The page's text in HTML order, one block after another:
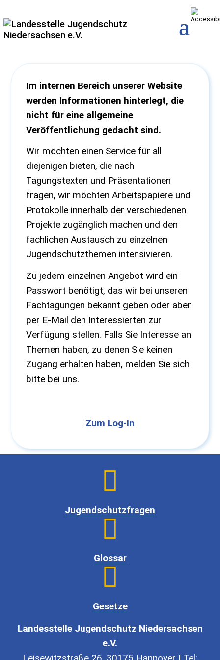
Im internen Bereich unserer Website
werden Informationen hinterlegt, die
nicht für eine allgemeine
Veröffentlichung gedacht sind.
Wir möchten einen Service für all
diejenigen bieten, die nach
Tagungstexten und Präsentationen
fragen, wir möchten Arbeitspapiere und
Protokolle innerhalb der verschiedenen
Projekte zugänglich machen und den
fachlichen Austausch zu einzelnen
Jugendschutzthemen intensivieren.
Zu jedem einzelnen Angebot wird ein
Passwort benötigt, das wir bei unseren
Fachtagungen bekannt geben oder aber
per E-Mail den Interessierten zur
Verfügung stellen. Falls Sie Interesse an
Themen haben, zu denen Sie keinen
Zugang erhalten haben, melden Sie sich
bitte bei uns.
Zum Log-In

Jugendschutzfragen

Glossar

Gesetze
Landesstelle Jugendschutz Niedersachsen
e.V.